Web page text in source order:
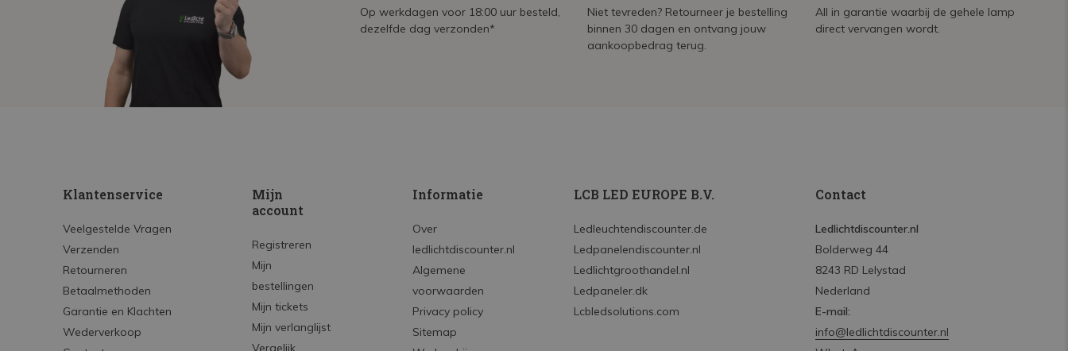
Op werkdagen voor 18:00 uur besteld,
dezelfde dag verzonden*
Niet tevreden? Retourneer je bestelling
binnen 30 dagen en ontvang jouw
aankoopbedrag terug.
All in garantie waarbij de gehele lamp
direct vervangen wordt.
Klantenservice
Veelgestelde Vragen
Verzenden
Retourneren
Betaalmethoden
Garantie en Klachten
Wederverkoop
Mijn
account
Registreren
Mijn
bestellingen
Mijn tickets
Mijn verlanglijst
Vergelijk
Informatie
Over
ledlichtdiscounter.nl
Algemene
voorwaarden
Privacy policy
Sitemap
LCB LED EUROPE B.V.
Ledleuchtendiscounter.de
Ledpanelendiscounter.nl
Ledlichtgroothandel.nl
Ledpaneler.dk
Lcbledsolutions.com
Contact
Ledlichtdiscounter.nl
Bolderweg 44
8243 RD Lelystad
Nederland
E-mail:
info@ledlichtdiscounter.nl